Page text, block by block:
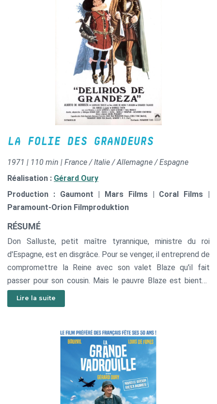
LA FOLIE DES GRANDEURS
1971 | 110 min | France / Italie / Allemagne / Espagne
Réalisation : Gérard Oury
Production : Gaumont | Mars Films | Coral Films |
Paramount-Orion Filmproduktion
RÉSUMÉ
Don Salluste, petit maître tyrannique, ministre du roi
d'Espagne, est en disgrâce. Pour se venger, il entreprend de
compromettre la Reine avec son valet Blaze qu'il fait
passer pour son cousin. Mais le pauvre Blaze est bientôt
encombré d'une gouvernante peu attirante, folle
amoureuse de lui et très empressée. Une comédie
Montand et Sapritch.
Lire la suite